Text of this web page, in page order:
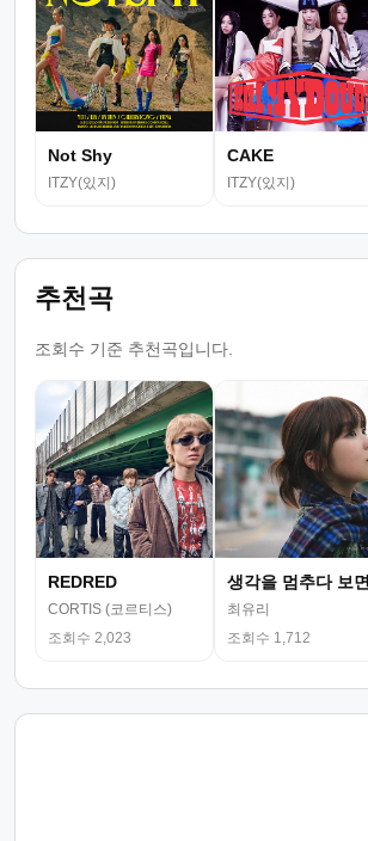
Not Shy
ITZY(있지)
CAKE
ITZY(있지)
추천곡
조회수 기준 추천곡입니다.
REDRED
CORTIS (코르티스)
조회수 2,023
생각을 멈추다 보면
최유리
조회수 1,712